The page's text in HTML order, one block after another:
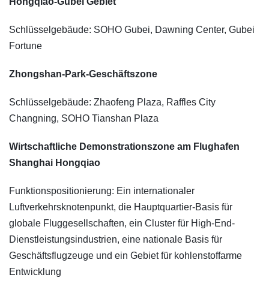
Schlüsselgebäude: SOHO Gubei, Dawning Center, Gubei
Fortune
Zhongshan-Park-Geschäftszone
Schlüsselgebäude: Zhaofeng Plaza, Raffles City
Changning, SOHO Tianshan Plaza
Wirtschaftliche Demonstrationszone am Flughafen
Shanghai Hongqiao
Funktionspositionierung: Ein internationaler
Luftverkehrsknotenpunkt, die Hauptquartier-Basis für
globale Fluggesellschaften, ein Cluster für High-End-
Dienstleistungsindustrien, eine nationale Basis für
Geschäftsflugzeuge und ein Gebiet für kohlenstoffarme
Entwicklung